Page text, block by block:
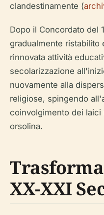
clandestinamente (
Dopo il Concordato del
gradualmente
rinnovata attività
secolarizzazione
nuovamente alla
religiose, spingendo
coinvolgimento dei
orsolina.
XX-XXI